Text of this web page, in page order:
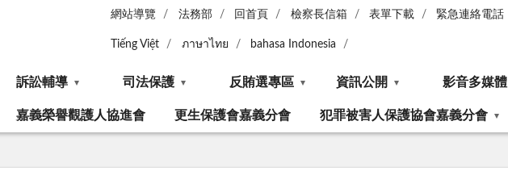
網站導覽 法務部 回首頁 檢察長信箱 表單下載 緊急連絡電話
Tiếng Việt ภาษาไทย bahasa Indonesia
訴訟輔導 司法保護 反賄選專區 資訊公開 影音多媒體
嘉義榮譽觀護人協進會 更生保護會嘉義分會 犯罪被害人保護協會嘉義分會